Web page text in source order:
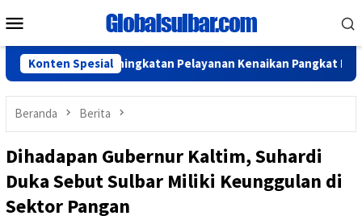
ke
Mobile
Konten Spesial
Peningkatan Pelayanan Kenaikan Pangkat PNS
Beranda Berita
Dihadapan Gubernur Kaltim, Suhardi
Duka Sebut Sulbar Miliki Keunggulan di
Sektor Pangan